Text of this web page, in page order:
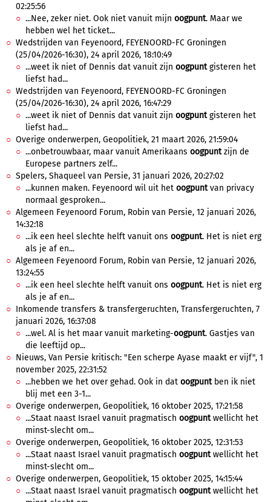
02:25:56
...Nee, zeker niet. Ook niet vanuit mijn oogpunt. Maar we
hebben wel het ticket...
Wedstrijden van Feyenoord, FEYENOORD-FC Groningen
(25/04/2026-16:30), 24 april 2026, 18:10:49
...weet ik niet of Dennis dat vanuit zijn oogpuntgisteren het
liefst had...
Wedstrijden van Feyenoord, FEYENOORD-FC Groningen
(25/04/2026-16:30), 24 april 2026, 16:47:29
...weet ik niet of Dennis dat vanuit zijn oogpuntgisteren het
liefst had...
Overige onderwerpen, Geopolitiek, 21 maart 2026, 21:59:04
...onbetrouwbaar, maar vanuit Amerikaans oogpuntzijn de
Europese partners zelf...
Spelers, Shaqueel van Persie, 31 januari 2026, 20:27:02
...kunnen maken. Feyenoord wil uit het oogpuntvan privacy
normaal gesproken...
Algemeen Feyenoord Forum, Robin van Persie, 12 januari 2026,
14:32:18
...ik een heel slechte helft vanuit ons oogpunt. Het is niet erg
als je af en...
Algemeen Feyenoord Forum, Robin van Persie, 12 januari 2026,
13:24:55
...ik een heel slechte helft vanuit ons oogpunt. Het is niet erg
als je af en...
Inkomende transfers & transfergeruchten, Transfergeruchten, 7
januari 2026, 16:37:08
...wel. Al is het maar vanuit marketing-oogpunt. Gastjes van
die leeftijd op...
Nieuws, Van Persie kritisch: "Een scherpe Ayase maakt er vijf", 1
november 2025, 22:31:52
...hebben we het over gehad. Ook in dat oogpuntben ik niet
blij met een 3-1...
Overige onderwerpen, Geopolitiek, 16 oktober 2025, 17:21:58
...Staat naast Israel vanuit pragmatisch oogpuntwellicht het
minst-slecht om...
Overige onderwerpen, Geopolitiek, 16 oktober 2025, 12:31:53
...Staat naast Israel vanuit pragmatisch oogpuntwellicht het
minst-slecht om...
Overige onderwerpen, Geopolitiek, 15 oktober 2025, 14:15:44
...Staat naast Israel vanuit pragmatisch oogpuntwellicht het